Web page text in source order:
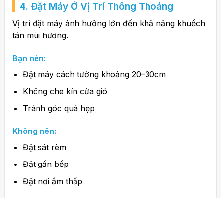
4. Đặt Máy Ở Vị Trí Thông Thoáng
Vị trí đặt máy ảnh hưởng lớn đến khả năng khuếch
tán mùi hương.
Bạn nên:
Đặt máy cách tường khoảng 20–30cm
Không che kín cửa gió
Tránh góc quá hẹp
Không nên:
Đặt sát rèm
Đặt gần bếp
Đặt nơi ẩm thấp